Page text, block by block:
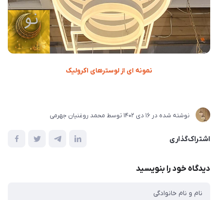
نمونه ای از لوسترهای اکرولیک
نوشته شده در 16 دی 1402 توسط محمد روغنیان جهرمی
اشتراک‌گذاری
دیدگاه خود را بنویسید